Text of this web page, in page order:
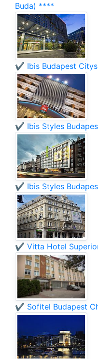
Buda) ****
✔️ Ibis Budapest
✔️ Ibis Styles
✔️ Ibis Styles
✔️ Vitta Hotel
✔️ Sofitel Budapest